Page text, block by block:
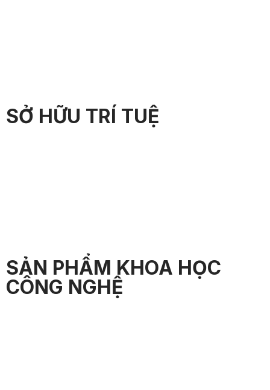
SỞ HỮU TRÍ TUỆ
SẢN PHẨM KHOA HỌC
CÔNG NGHỆ